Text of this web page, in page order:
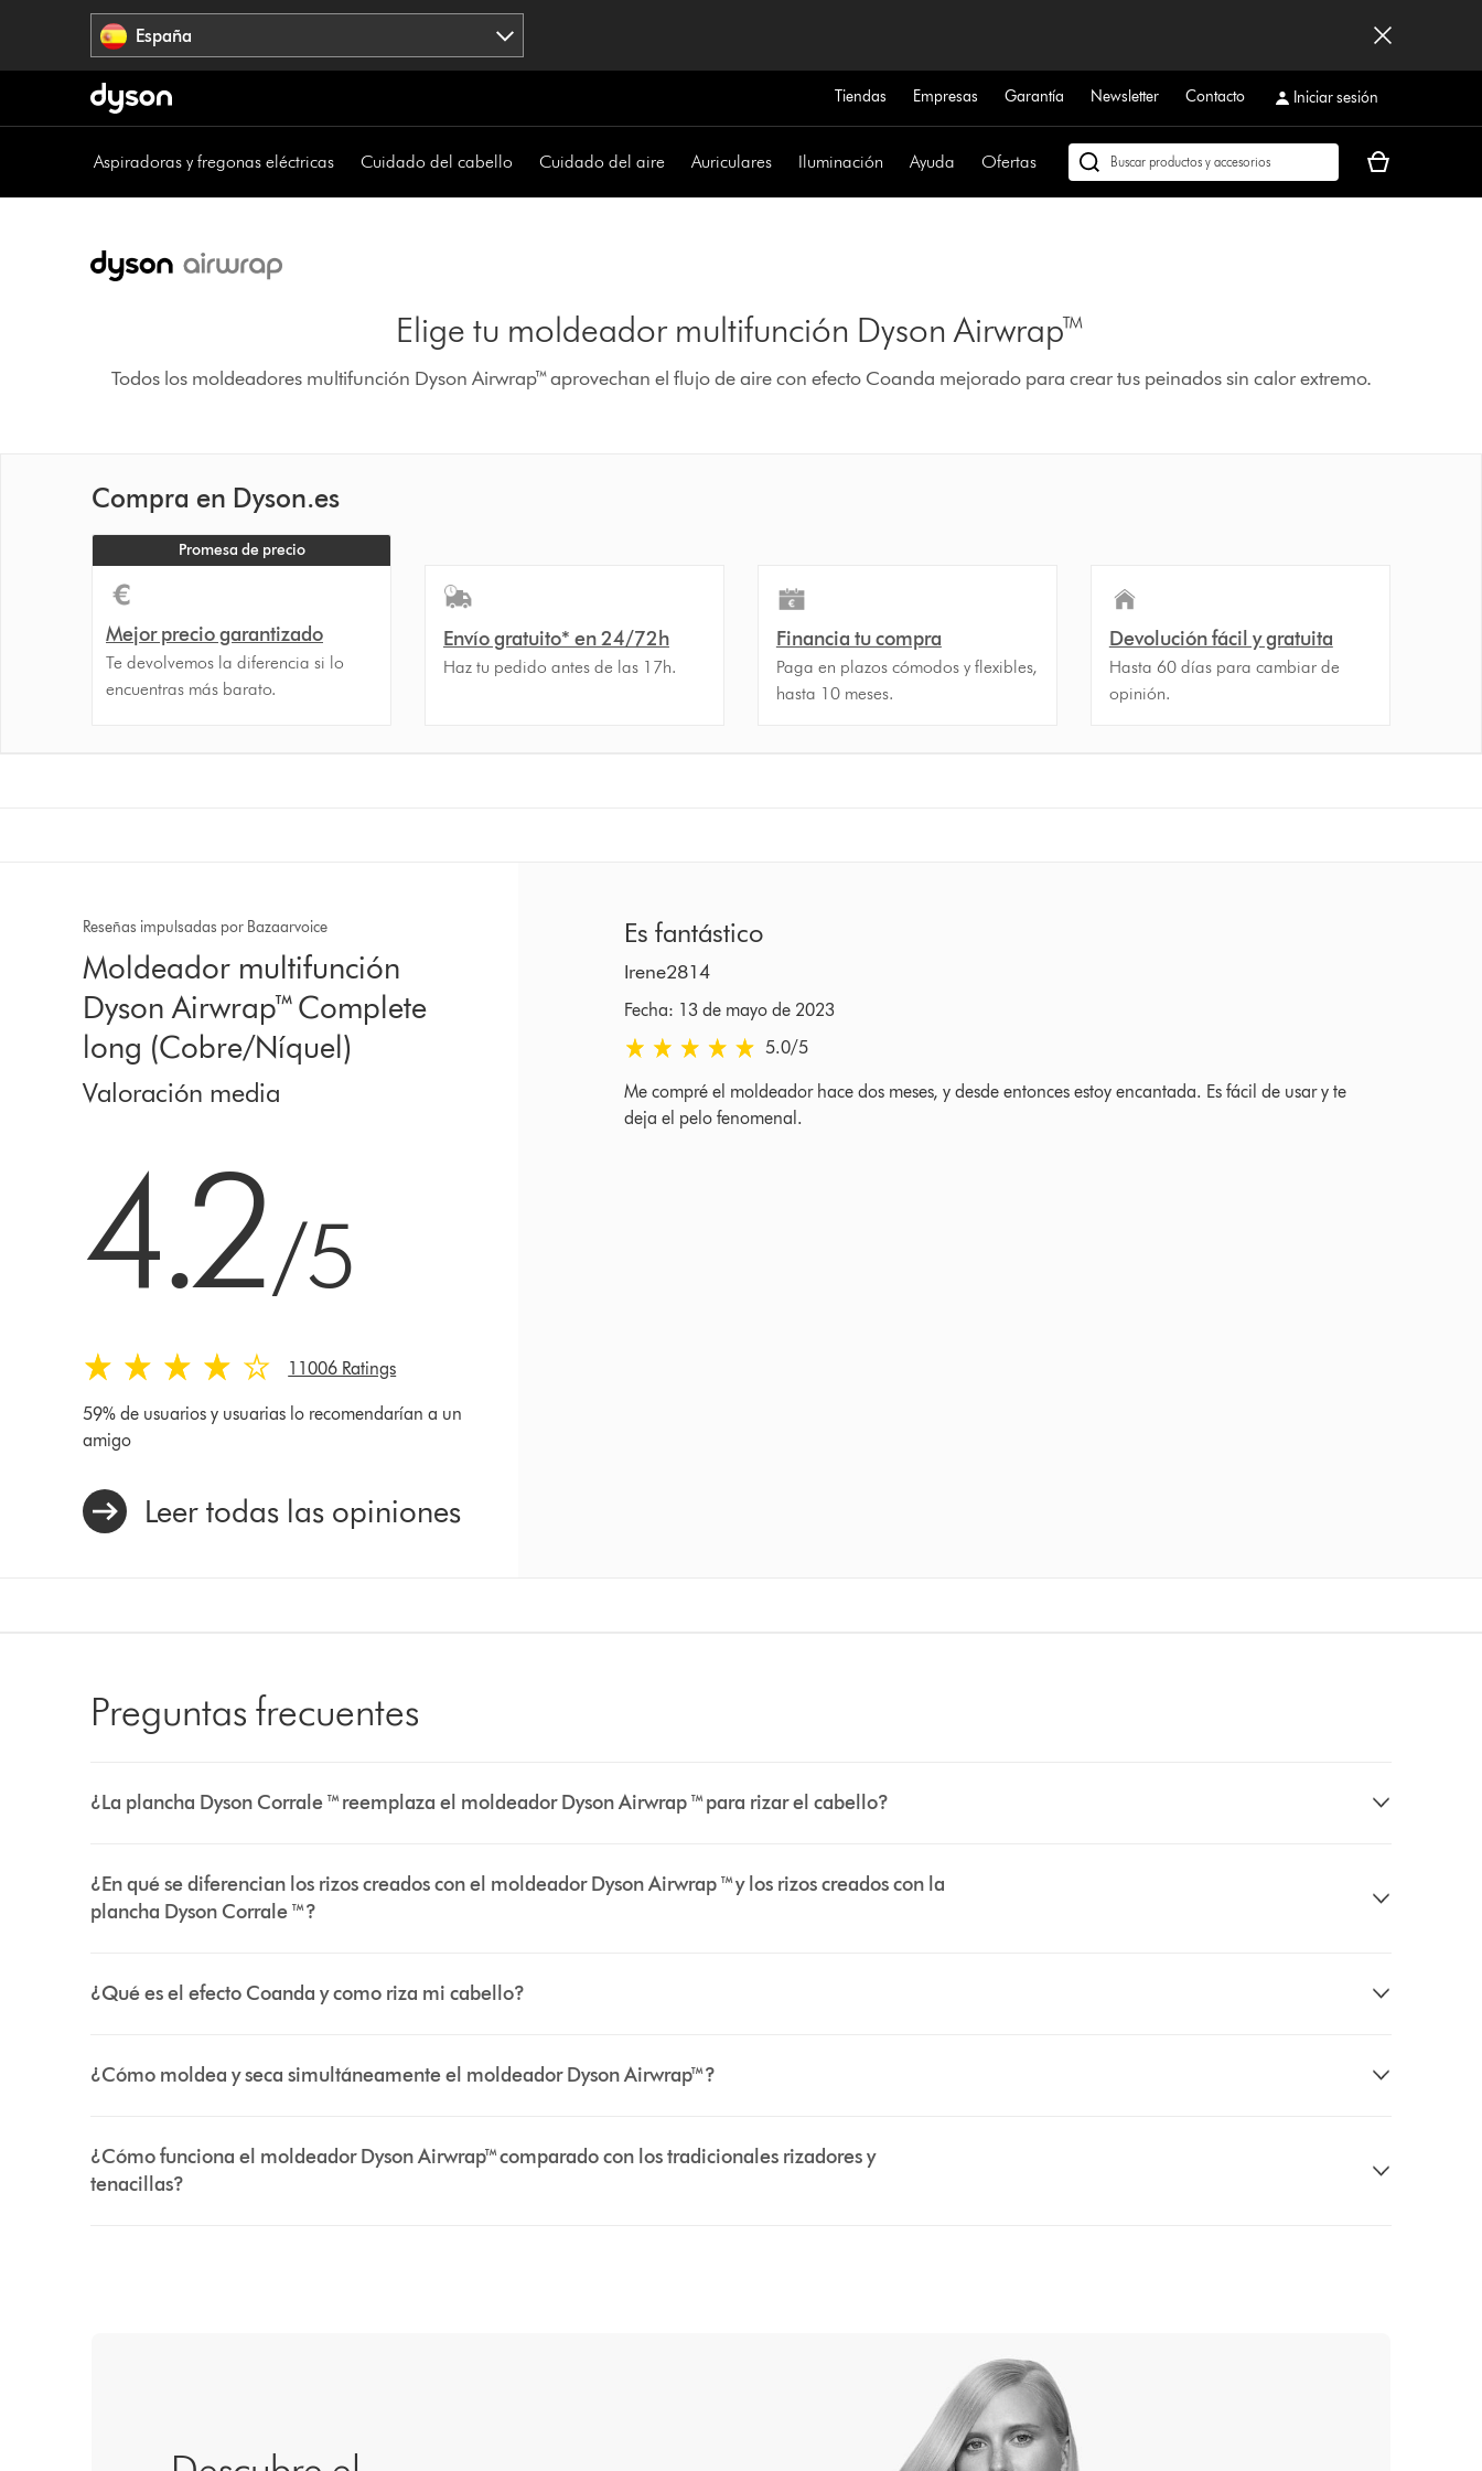
España
Tiendas Empresas Garantía Newsletter Contacto Iniciar sesión
Aspiradoras y fregonas eléctricas Cuidado del cabello Cuidado del aire Auriculares Iluminación Ayuda Ofertas
Buscar
Tu
Elige tu moldeador multifunción Dyson Airwrap™
Todos los moldeadores multifunción Dyson Airwrap™ aprovechan el flujo de aire con efecto Coanda mejorado para crear tus peinados sin calor extremo.
Compra en Dyson.es
Promesa de precio
Mejor precio garantizado
Te devolvemos la diferencia si lo
encuentras más barato.
Envío gratuito* en 24/72h
Haz tu pedido antes de las 17h.
Financia tu compra
Paga en plazos cómodos y flexibles,
hasta 10 meses.
Devolución fácil y gratuita
Hasta 60 días para cambiar de
opinión.
Reseñas impulsadas por Bazaarvoice
Moldeador multifunción
Dyson Airwrap™ Complete
long (Cobre/Níquel)
Valoración media
4.2/5
11006 Ratings
59% de usuarios y usuarias lo recomendarían a un
amigo
Leer todas las opiniones
Es fantástico
Irene2814
Fecha: 13 de mayo de 2023
5.0 estrellas de 5 de Fecha: 13 de mayo de 2023 Ratings
5.0/5
Me compré el moldeador hace dos meses, y desde entonces estoy encantada. Es fácil de usar y te
deja el pelo fenomenal.
Preguntas frecuentes
¿La plancha Dyson Corrale ™ reemplaza el moldeador Dyson Airwrap ™ para rizar el cabello?
¿En qué se diferencian los rizos creados con el moldeador Dyson Airwrap ™ y los rizos creados con la
plancha Dyson Corrale ™?
¿Qué es el efecto Coanda y como riza mi cabello?
¿Cómo moldea y seca simultáneamente el moldeador Dyson Airwrap™?
¿Cómo funciona el moldeador Dyson Airwrap™ comparado con los tradicionales rizadores y
tenacillas?